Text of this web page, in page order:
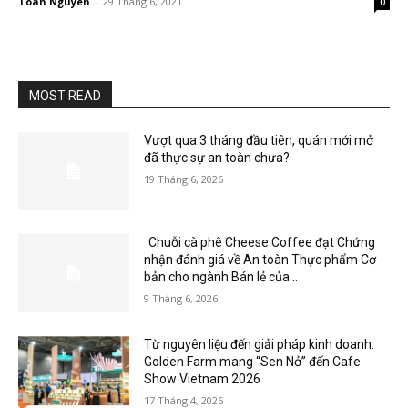
MOST READ
Vượt qua 3 tháng đầu tiên, quán mới mở
đã thực sự an toàn chưa?
19 Tháng 6, 2026
Chuỗi cà phê Cheese Coffee đạt Chứng
nhận đánh giá về An toàn Thực phẩm Cơ
bản cho ngành Bán lẻ của...
9 Tháng 6, 2026
Từ nguyên liệu đến giải pháp kinh doanh:
Golden Farm mang “Sen Nở” đến Cafe
Show Vietnam 2026
17 Tháng 4, 2026